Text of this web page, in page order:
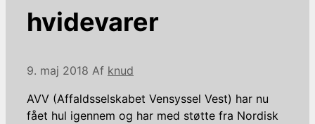
hvidevarer
9. maj 2018 Af knud
AVV (Affaldsselskabet Vensyssel Vest) har nu
fået hul igennem og har med støtte fra Nordisk